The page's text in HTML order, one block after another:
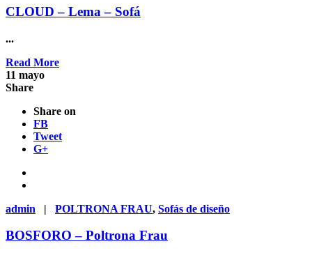
CLOUD – Lema – Sofá
...
Read More
11 mayo
Share
Share on
FB
Tweet
G+
admin | POLTRONA FRAU, Sofás de diseño
BOSFORO – Poltrona Frau